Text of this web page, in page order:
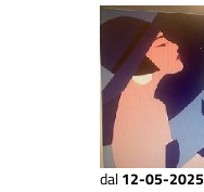
dal 12-05-2025